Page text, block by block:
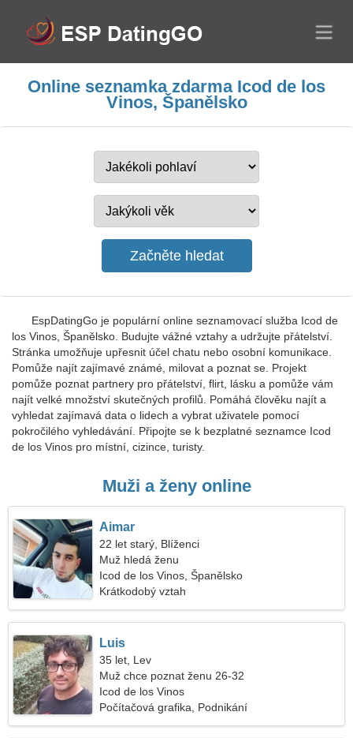
Online seznamka zdarma Icod de los
Vinos, Španělsko
EspDatingGo je populární online seznamovací služba Icod de
los Vinos, Španělsko. Budujte vážné vztahy a udržujte přátelství.
Stránka umožňuje upřesnit účel chatu nebo osobní komunikace.
Pomůže najít zajímavé známé, milovat a poznat se. Projekt
pomůže poznat partnery pro přátelství, flirt, lásku a pomůže vám
najít velké množství skutečných profilů. Pomáhá člověku najít a
vyhledat zajímavá data o lidech a vybrat uživatele pomocí
pokročilého vyhledávání. Připojte se k bezplatné seznamce Icod
de los Vinos pro místní, cizince, turisty.
Muži a ženy online
Aimar
22 let starý, Blíženci
Muž hledá ženu
Icod de los Vinos, Španělsko
Krátkodobý vztah
Luis
35 let, Lev
Muž chce poznat ženu 26-32
Icod de los Vinos
Počítačová grafika, Podnikání